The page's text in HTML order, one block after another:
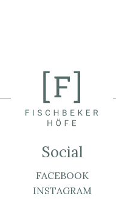
Social
FACEBOOK
INSTAGRAM